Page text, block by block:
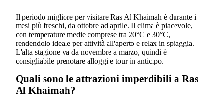
Il periodo migliore per visitare Ras Al Khaimah è durante i
mesi più freschi, da ottobre ad aprile. Il clima è piacevole,
con temperature medie comprese tra 20°C e 30°C,
rendendolo ideale per attività all'aperto e relax in spiaggia.
L'alta stagione va da novembre a marzo, quindi è
consigliabile prenotare alloggi e tour in anticipo.
Quali sono le attrazioni imperdibili a Ras
Al Khaimah?